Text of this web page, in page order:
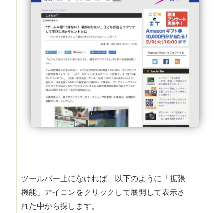
ツールバー上になければ、以下のように「拡張
機能」アイコンをクリックして展開して表示さ
れた中から探します。